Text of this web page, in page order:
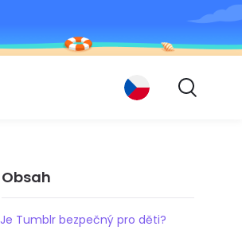
Obsah
Je Tumblr bezpečný pro děti?